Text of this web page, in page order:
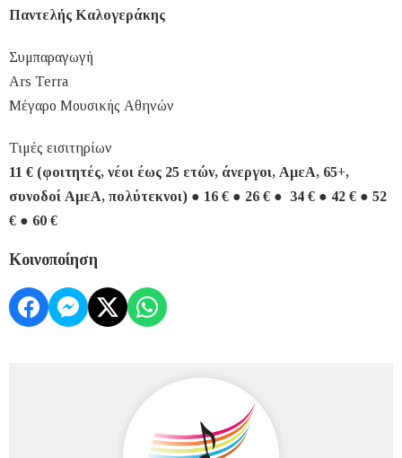
Παντελής Καλογεράκης
Συμπαραγωγή
Ars Terra
Μέγαρο Μουσικής Αθηνών
Τιμές εισιτηρίων
11 € (φοιτητές, νέοι έως 25 ετών, άνεργοι, ΑμεΑ, 65+,
συνοδοί ΑμεΑ, πολύτεκνοι) ● 16 € ● 26 € ● 34 € ● 42 € ● 52
€ ● 60 €
Κοινοποίηση